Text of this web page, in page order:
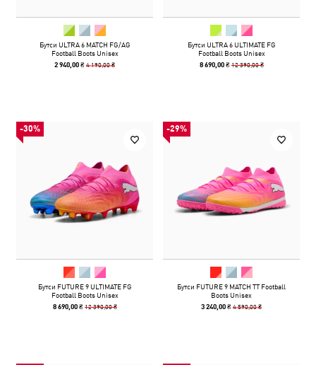
Бутси ULTRA 6 MATCH FG/AG
Football Boots Unisex
2 940,00 ₴4 190,00 ₴
Бутси ULTRA 6 ULTIMATE FG
Football Boots Unisex
8 690,00 ₴ 12 390,00 ₴
-30%
Бутси FUTURE 9 ULTIMATE FG
Football Boots Unisex
8 690,00 ₴ 12 390,00 ₴
-29%
Бутси FUTURE 9 MATCH TT Football
Boots Unisex
3 240,00 ₴4 590,00 ₴